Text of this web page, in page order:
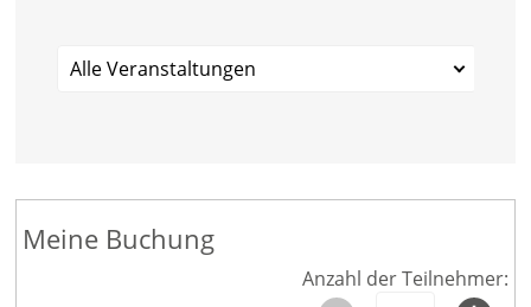
Alle Veranstaltungen
Meine Buchung
Anzahl der Teilnehmer: